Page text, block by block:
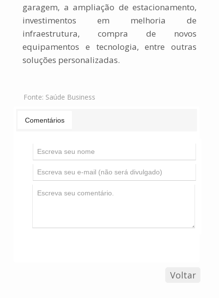
garagem, a ampliação de estacionamento,
investimentos em melhoria de
infraestrutura, compra de novos
equipamentos e tecnologia, entre outras
soluções personalizadas.
Fonte: Saúde Business
Comentários
Voltar